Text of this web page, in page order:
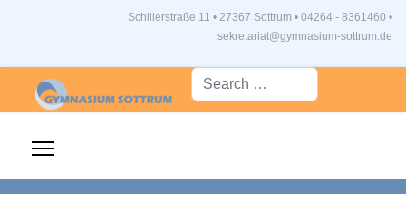
Schillerstraße 11 • 27367 Sottrum • 04264 - 8361460 •
sekretariat@gymnasium-sottrum.de
Suche...